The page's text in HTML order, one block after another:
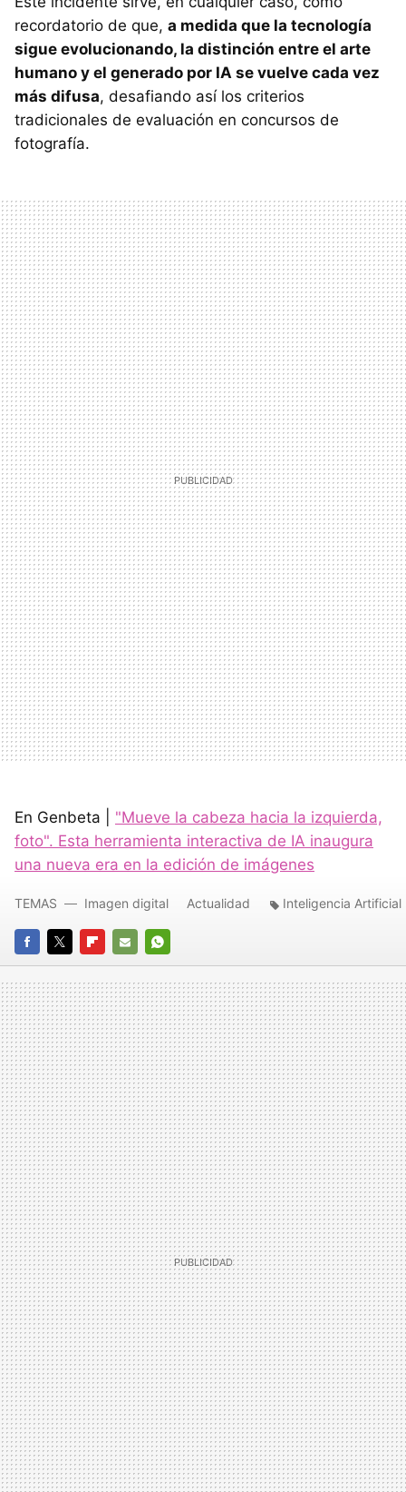
recordatorio de que, a medida que la tecnología
sigue evolucionando, la distinción entre el arte
humano y el generado por IA se vuelve cada vez
más difusa, desafiando así los criterios
tradicionales de evaluación en concursos de
fotografía.
En Genbeta | "Mueve la cabeza hacia la izquierda,
foto". Esta herramienta interactiva de IA inaugura
una nueva era en la edición de imágenes
FACEBOOK
TWITTERFLIPBOARD
E-
MAIL
WHATSAPP
TEMAS Imagen digital Actualidad Inteligencia Artificial